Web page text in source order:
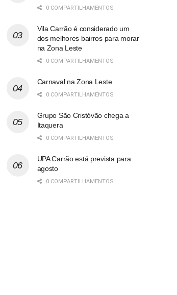
0 COMPARTILHAMENTOS
Vila Carrão é considerado um
dos melhores bairros para morar
na Zona Leste
0 COMPARTILHAMENTOS
Carnaval na Zona Leste
0 COMPARTILHAMENTOS
Grupo São Cristóvão chega a
Itaquera
0 COMPARTILHAMENTOS
UPA Carrão está prevista para
agosto
0 COMPARTILHAMENTOS